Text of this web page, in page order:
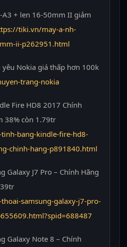
+ len 16-50mm II giảm
tiki.vn/may-a-nh-
ii-p262951.html
Nokia giá thấp hơn 100k
trang-nokia
Fire HD8 2017 Chính
38% còn 1.79tr
bang-kindle-fire-hd8-
chinh-hang-p891840.html
Galaxy J7 Pro – Chính Hãng
samsung-galaxy-j7-pro-
Galaxy Note 8 – Chính